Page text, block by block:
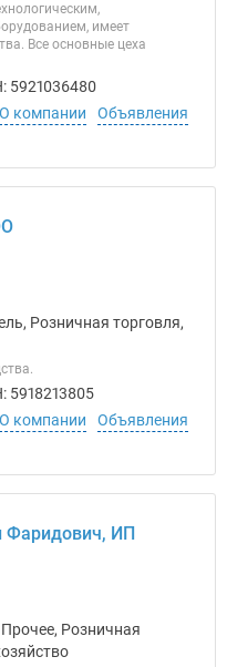
имеет
Все основные цеха
5921036480
О компании
Объявления
Розничная торговля,
5918213805
О компании
Объявления
Фаридович, ИП
Розничная